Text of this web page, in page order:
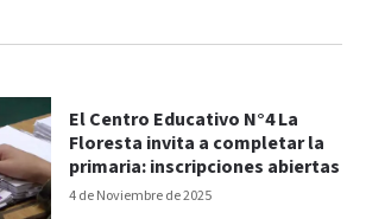
4 de Noviembre de 2025
El Centro Educativo N°4 La
Floresta invita a completar la
primaria: inscripciones abiertas